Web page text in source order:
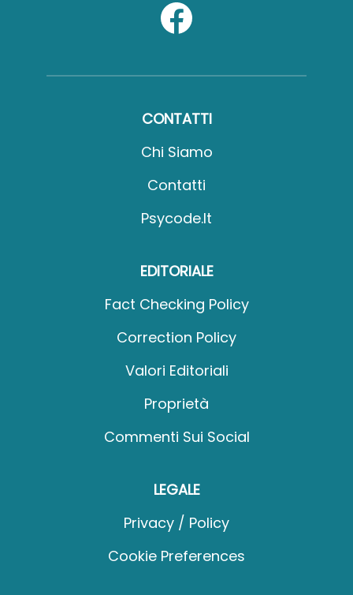
CONTATTI
Chi Siamo
Contatti
Psycode.it
EDITORIALE
Fact Checking Policy
Correction Policy
Valori Editoriali
Proprietà
Commenti Sui Social
LEGALE
Privacy / Policy
Cookie Preferences